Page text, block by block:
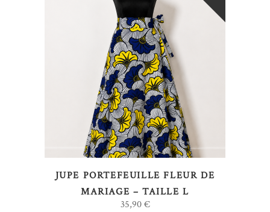
LIRE LA SUITE
JUPE PORTEFEUILLE FLEUR DE
MARIAGE – TAILLE L
35,90€